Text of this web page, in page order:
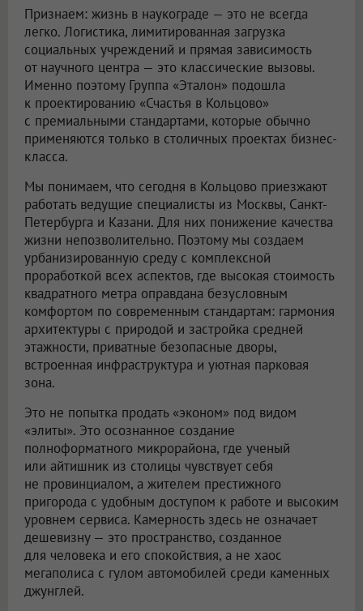
Признаем: жизнь в наукограде — это не всегда
легко. Логистика, лимитированная загрузка
социальных учреждений и прямая зависимость
от научного центра — это классические вызовы.
Именно поэтому Группа «Эталон» подошла
к проектированию «Счастья в Кольцово»
с премиальными стандартами, которые обычно
применяются только в столичных проектах бизнес-
класса.
Мы понимаем, что сегодня в Кольцово приезжают
работать ведущие специалисты из Москвы, Санкт-
Петербурга и Казани. Для них понижение качества
жизни непозволительно. Поэтому мы создаем
урбанизированную среду с комплексной
проработкой всех аспектов, где высокая стоимость
квадратного метра оправдана безусловным
комфортом по современным стандартам: гармония
архитектуры с природой и застройка средней
этажности, приватные безопасные дворы,
встроенная инфраструктура и уютная парковая
зона.
Это не попытка продать «эконом» под видом
«элиты». Это осознанное создание
полноформатного микрорайона, где ученый
или айтишник из столицы чувствует себя
не провинциалом, а жителем престижного
пригорода с удобным доступом к работе и высоким
уровнем сервиса. Камерность здесь не означает
дешевизну — это пространство, созданное
для человека и его спокойствия, а не хаос
мегаполиса с гулом автомобилей среди каменных
джунглей.